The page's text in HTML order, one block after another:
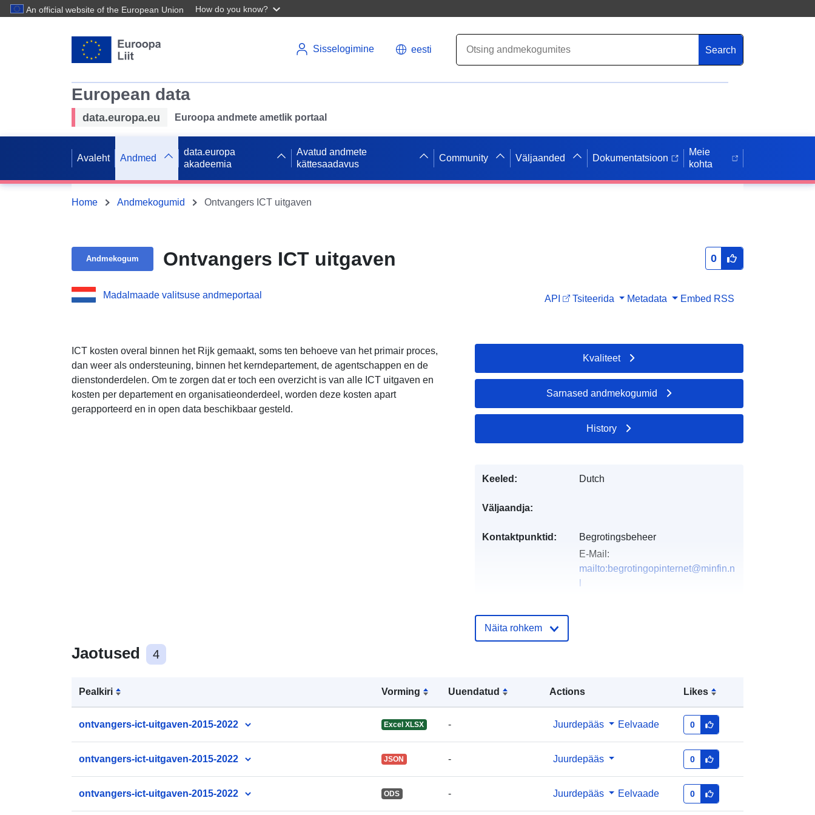
An official website of the European Union How do you know?
Sisselogimine eesti Search
European data
data.europa.eu Euroopa andmete ametlik portaal
Avaleht Andmed
data.europa
akadeemia
Avatud andmete
kättesaadavus
Community Väljaanded Dokumentatsioon
Meie
kohta
Home Andmekogumid Ontvangers ICT uitgaven
Andmekogum Ontvangers ICT uitgaven 0
Madalmaade valitsuse andmeportaal API Tsiteerida Metadata Embed RSS
ICT kosten overal binnen het Rijk gemaakt, soms ten behoeve van het primair proces,
dan weer als ondersteuning, binnen het kerndepartement, de agentschappen en de
dienstonderdelen. Om te zorgen dat er toch een overzicht is van alle ICT uitgaven en
kosten per departement en organisatieonderdeel, worden deze kosten apart
gerapporteerd en in open data beschikbaar gesteld.
Jaotused 4
Pealkiri Vorming Uuendatud Actions Likes
ontvangers-ict-uitgaven-2015-2022 Excel XLSX - Juurdepääs Eelvaade 0
ontvangers-ict-uitgaven-2015-2022 JSON - Juurdepääs 0
ontvangers-ict-uitgaven-2015-2022 ODS - Juurdepääs Eelvaade 0
Kvaliteet
Sarnased andmekogumid
History
Keeled: Dutch
Väljaandja:
Kontaktpunktid:
Begrotingsbeheer
E-Mail:
mailto:begrotingopinternet@minfin.n
Kataloogi kirje:
uriRef:
http://data.europa.eu/88u/dataset/ont
vangers-ict-uitgaven-2015-2022
Näita rohkem